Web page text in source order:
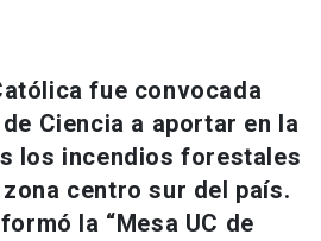
keyboard_arrow_down
launch
fue convocada
Ciencia a aportar en la
los incendios forestales
centro sur del país.
la “Mesa UC de